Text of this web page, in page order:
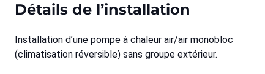
Détails de l’installation
Installation d’une pompe à chaleur air/air monobloc
(climatisation réversible) sans groupe extérieur.